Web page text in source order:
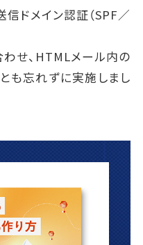
ドメイン認証（SPF／
せ、HTMLメール内の
も忘れずに実施しまし